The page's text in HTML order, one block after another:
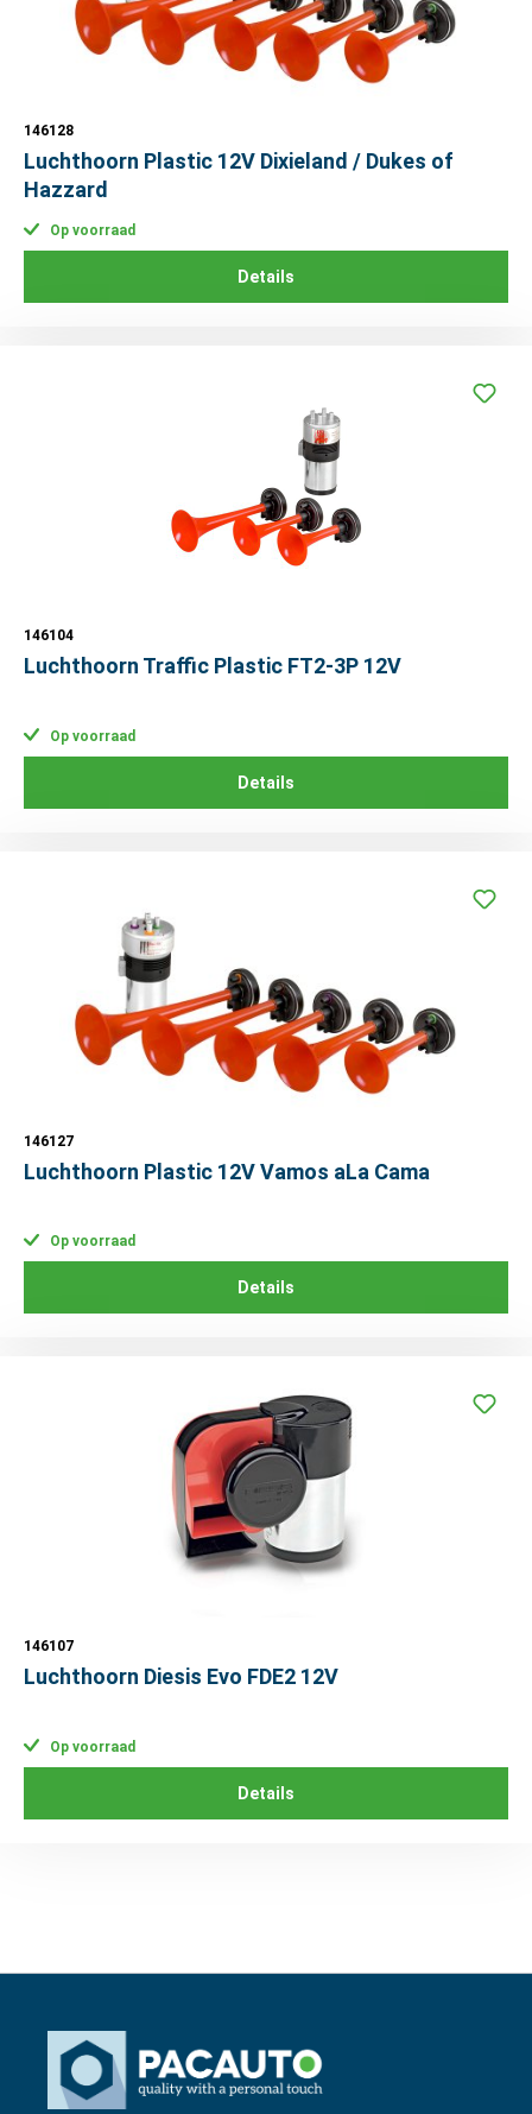
146128
Luchthoorn Plastic 12V Dixieland / Dukes of
Hazzard
Op voorraad
Details
146104
Luchthoorn Traffic Plastic FT2-3P 12V
Op voorraad
Details
146127
Luchthoorn Plastic 12V Vamos aLa Cama
Op voorraad
Details
146107
Luchthoorn Diesis Evo FDE2 12V
Op voorraad
Details